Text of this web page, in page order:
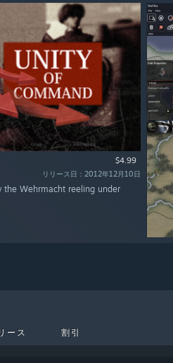
$4.99
リリース日：2012年12月10日
the Wehrmacht reeling under
ース 割引